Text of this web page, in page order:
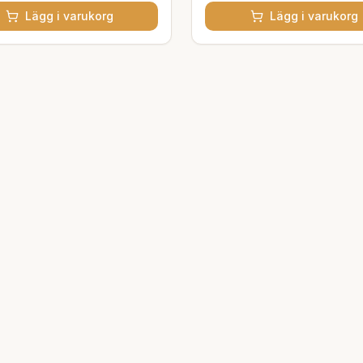
Lägg i varukorg Lägg i varukorg